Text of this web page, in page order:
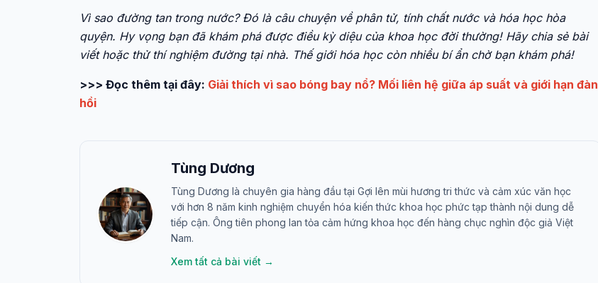
Vì sao đường tan trong nước? Đó là câu chuyện về phân tử, tính chất nước và hóa học hòa
quyện. Hy vọng bạn đã khám phá được điều kỳ diệu của khoa học đời thường! Hãy chia sẻ bài
viết hoặc thử thí nghiệm đường tại nhà. Thế giới hóa học còn nhiều bí ẩn chờ bạn khám phá!
>>> Đọc thêm tại đây: Giải thích vì sao bóng bay nổ? Mối liên hệ giữa áp suất và giới hạn đàn
hồi
Tùng Dương
Tùng Dương là chuyên gia hàng đầu tại Gợi lên mùi hương tri thức và cảm xúc văn học
với hơn 8 năm kinh nghiệm chuyển hóa kiến thức khoa học phức tạp thành nội dung dễ
tiếp cận. Ông tiên phong lan tỏa cảm hứng khoa học đến hàng chục nghìn độc giả Việt
Nam.
Xem tất cả bài viết →